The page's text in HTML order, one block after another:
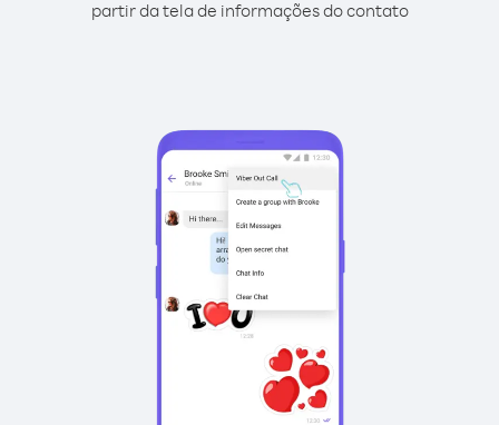
partir da tela de informações do contato